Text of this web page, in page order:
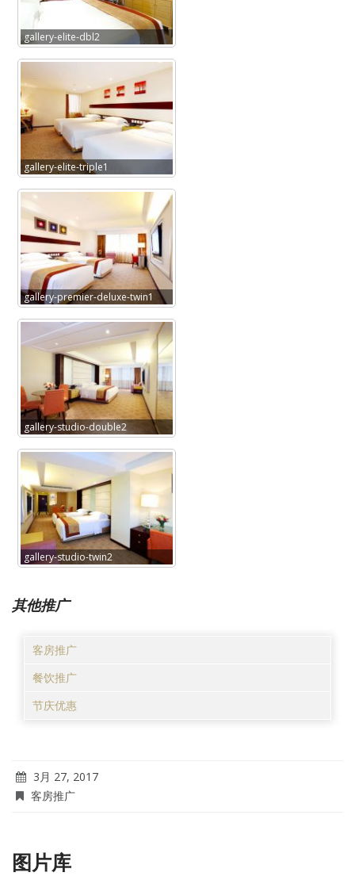
gallery-elite-dbl2
gallery-elite-triple1
gallery-premier-deluxe-twin1
gallery-studio-double2
gallery-studio-twin2
其他推广
客房推广
餐饮推广
节庆优惠
3月 27, 2017
客房推广
图片库